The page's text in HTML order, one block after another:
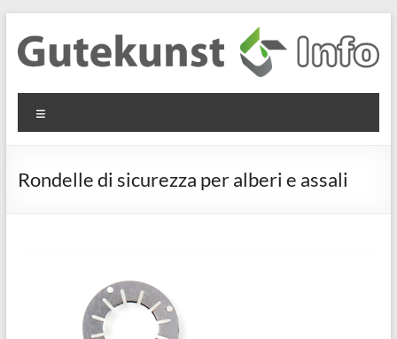
contenuto
Gutekunst
Formfedern
GmbH
Informationen
Flachmaterial
Rondelle di sicurezza per alberi e assali